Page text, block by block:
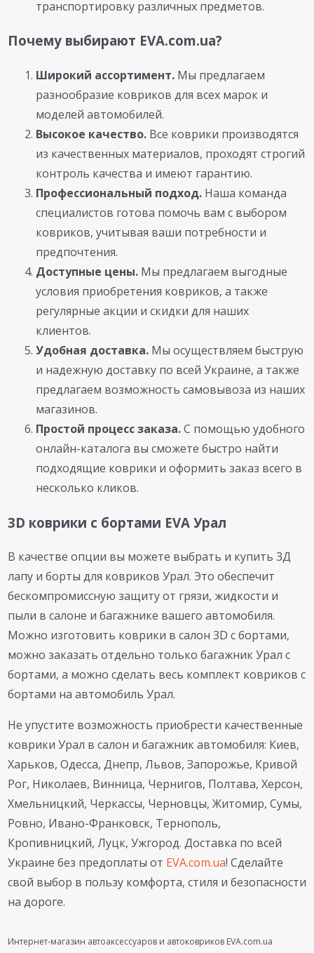
транспортировку различных предметов.
Почему выбирают EVA.com.ua?
Широкий ассортимент. Мы предлагаем
разнообразие ковриков для всех марок и
моделей автомобилей.
Высокое качество. Все коврики производятся
из качественных материалов, проходят строгий
контроль качества и имеют гарантию.
Профессиональный подход. Наша команда
специалистов готова помочь вам с выбором
ковриков, учитывая ваши потребности и
предпочтения.
Доступные цены. Мы предлагаем выгодные
условия приобретения ковриков, а также
регулярные акции и скидки для наших
клиентов.
Удобная доставка. Мы осуществляем быструю
и надежную доставку по всей Украине, а также
предлагаем возможность самовывоза из наших
магазинов.
Простой процесс заказа.С помощью удобного
онлайн-каталога вы сможете быстро найти
подходящие коврики и оформить заказ всего в
несколько кликов.
3D коврики с бортами EVA Урал
В качестве опции вы можете выбрать и купить 3Д
лапу и борты для ковриков Урал. Это обеспечит
бескомпромиссную защиту от грязи, жидкости и
пыли в салоне и багажнике вашего автомобиля.
Можно изготовить коврики в салон 3D с бортами,
можно заказать отдельно только багажник Урал с
бортами, а можно сделать весь комплект ковриков с
бортами на автомобиль Урал.
Не упустите возможность приобрести качественные
коврики Урал в салон и багажник автомобиля: Киев,
Харьков, Одесса, Днепр, Львов, Запорожье, Кривой
Рог, Николаев, Винница, Чернигов, Полтава, Херсон,
Хмельницкий, Черкассы, Черновцы, Житомир, Сумы,
Ровно, Ивано-Франковск, Тернополь,
Кропивницкий, Луцк, Ужгород. Доставка по всей
Украине без предоплаты от EVA.com.ua! Сделайте
свой выбор в пользу комфорта, стиля и безопасности
на дороге.
Интернет-магазин автоаксессуаров и автоковриков EVA.com.ua